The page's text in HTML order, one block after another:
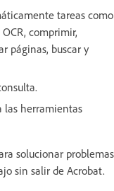
tareas como
comprimir,
páginas, buscar y
las herramientas
solucionar problemas
sin salir de Acrobat.